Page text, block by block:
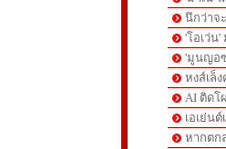
นึกว่าจ
'โอเว่น
'มูนญอ
หงส์เล็
AI ติดโ
เอเย่น
หากตก